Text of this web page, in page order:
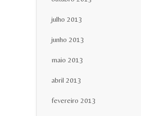
julho 2013
junho 2013
maio 2013
abril 2013
fevereiro 2013